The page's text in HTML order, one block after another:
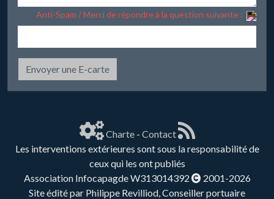
Anti-Spam / Merci de répondre à la question suivante :
Envoyer une E-carte
Charte- Contact
Les interventions extérieures sont sous la responsabilité de
ceux qui les ont publiés
Association Infocapagde W313014392
2001-2026
Site édité par Philippe Revilliod, Conseiller portuaire